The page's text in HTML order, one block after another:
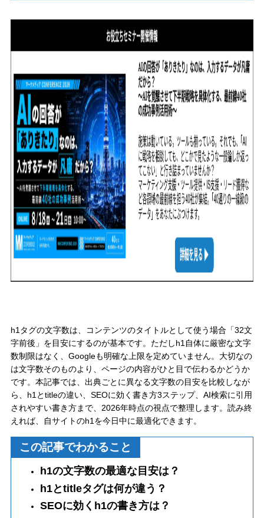
h1タグの文字数は、コンテンツのタイトルとして使う場合「32文
字前後」を目安にするのが基本です。ただしh1自体に厳密な文字
数制限はなく、Googleも明確な上限を定めていません。大切なの
は文字数そのものより、ページの内容がひと目で伝わるかどうか
です。本記事では、出典ごとに異なる文字数の目安を比較しなが
ら、h1とtitleの違い、SEOに効く書き方3ステップ、AI検索に引用
されやすい書き方まで、2026年時点の視点で整理します。読み終
えれば、自サイトのh1を今日中に最適化できます。
この記事でわかること
h1の文字数の最適な目安は？
h1とtitleタグは何が違う？
SEOに効くh1の書き方は？